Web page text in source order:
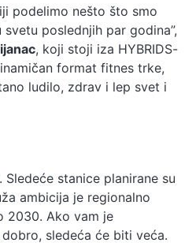
podelimo nešto što smo
poslednjih par godina”,
, koji stoji iza HYBRIDS-
format fitnes trke,
ludilo, zdrav i lep svet i
Sledeće stanice planirane su
ambicija je regionalno
2030. Ako vam je
sledeća će biti veća.